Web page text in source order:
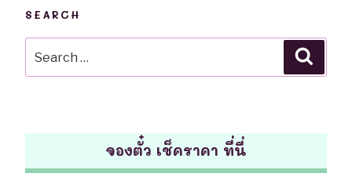
SEARCH
for:
จองตั๋ว เช็คราคา ที่นี่